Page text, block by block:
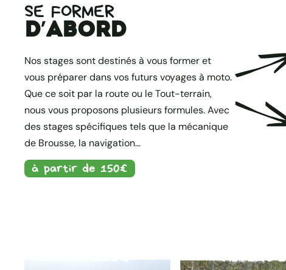
SE FORMER
d’abord
Nos stages sont destinés à vous former et
vous préparer dans vos futurs voyages à moto.
Que ce soit par la route ou le Tout-terrain,
nous vous proposons plusieurs formules. Avec
des stages spécifiques tels que la mécanique
de Brousse, la navigation…
à partir de 150€
NIVEAU 2